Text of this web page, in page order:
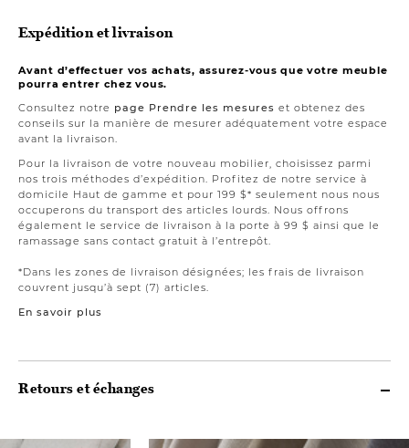
Expédition et livraison
Avant d’effectuer vos achats, assurez-vous que votre meuble
pourra entrer chez vous.
Consultez notre page Prendre les mesures et obtenez des
conseils sur la manière de mesurer adéquatement votre espace
avant la livraison.
Pour la livraison de votre nouveau mobilier, choisissez parmi
nos trois méthodes d’expédition. Profitez de notre service à
domicile Haut de gamme et pour 199 $* seulement nous nous
occuperons du transport des articles lourds. Nous offrons
également le service de livraison à la porte à 99 $ ainsi que le
ramassage sans contact gratuit à l’entrepôt.
*Dans les zones de livraison désignées; les frais de livraison
couvrent jusqu’à sept (7) articles.
En savoir plus
Retours et échanges